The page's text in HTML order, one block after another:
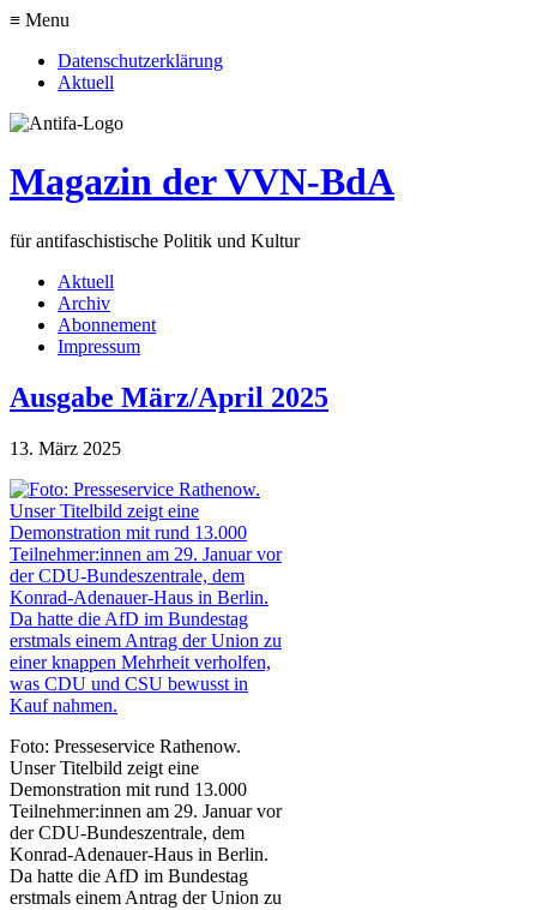
≡ Menu
Datenschutzerklärung
Aktuell
Magazin der VVN-BdA
für antifaschistische Politik und Kultur
Aktuell
Archiv
Abonnement
Impressum
Ausgabe März/April 2025
13. März 2025
Foto: Presseservice Rathenow.
Unser Titelbild zeigt eine
Demonstration mit rund 13.000
Teilnehmer:innen am 29. Januar vor
der CDU-Bundeszentrale, dem
Konrad-Adenauer-Haus in Berlin.
Da hatte die AfD im Bundestag
erstmals einem Antrag der Union zu